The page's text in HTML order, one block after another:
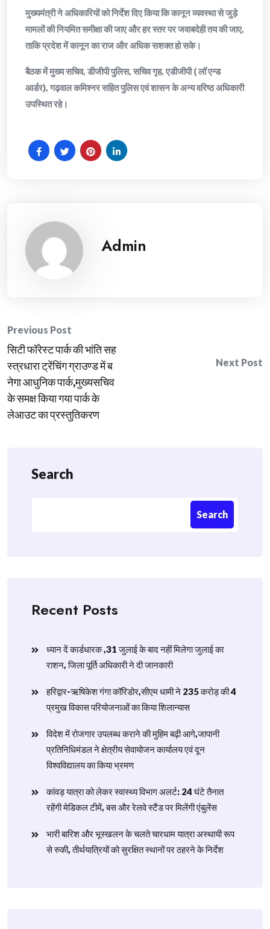
मुख्यमंत्री ने अधिकारियों को निर्देश दिए किया कि कानून व्यवस्था से जुड़े
मामलों की नियमित समीक्षा की जाए और हर स्तर पर जवाबदेही तय की जाए,
ताकि प्रदेश में कानून का राज और अधिक सशक्त हो सके।
बैठक में मुख्य सचिव, डीजीपी पुलिस, सचिव गृह, एडीजीपी ( लॉ एन्ड
आर्डर), गढ़वाल कमिश्नर सहित पुलिस एवं शासन के अन्य वरिष्ठ अधिकारी
उपस्थित रहे।
Admin
Post
navigation
Previous Post
सिटी फॉरेस्ट पार्क की भांति सह
स्त्रधारा ट्रेंचिंग ग्राउण्ड में ब
नेगा आधुनिक पार्क,मुख्यसचिव
के समक्ष किया गया पार्क के
लेआउट का प्रस्तुतिकरण
Next Post
Search
Search
Recent Posts
ध्यान दें कार्डधारक ,31 जुलाई के बाद नहीं मिलेगा जुलाई का
राशन, जिला पूर्ति अधिकारी ने दी जानकारी
हरिद्वार-ऋषिकेश गंगा कॉरिडोर,सीएम धामी ने 235 करोड़ की 4
प्रमुख विकास परियोजनाओं का किया शिलान्यास
विदेश में रोजगार उपलब्ध कराने की मुहिम बढ़ी आगे,जापानी
प्रतिनिधिमंडल ने क्षेत्रीय सेवायोजन कार्यालय एवं दून
विश्वविद्यालय का किया भ्रमण
​कांवड़ यात्रा को लेकर स्वास्थ्य विभाग अलर्ट: 24 घंटे तैनात
रहेंगी मेडिकल टीमें, बस और रेलवे स्टैंड पर मिलेंगी एंबुलेंस
​भारी बारिश और भूस्खलन के चलते चारधाम यात्रा अस्थायी रूप
से रुकी, तीर्थयात्रियों को सुरक्षित स्थानों पर ठहरने के निर्देश